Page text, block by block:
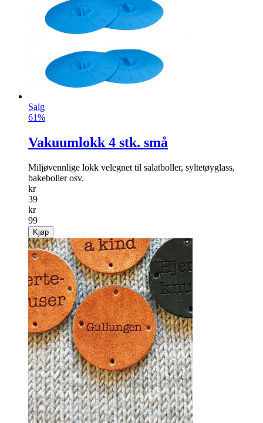
Salg
61%
Vakuumlokk 4 stk. små
Miljøvennlige lokk velegnet til salat­boller, sylte­tøyglass,
bakeboller osv.
kr
39
kr
99
Kjøp